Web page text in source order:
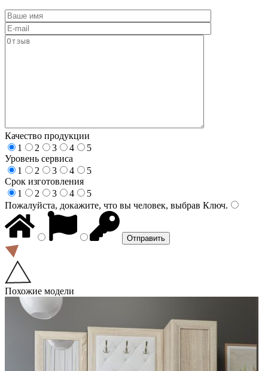
Качество продукции
1
2 3 4
5
Уровень сервиса
1
2 3 4
5
Срок изготовления
1
2 3 4
5
Пожалуйста, докажите, что вы человек, выбрав Ключ.
Похожие модели